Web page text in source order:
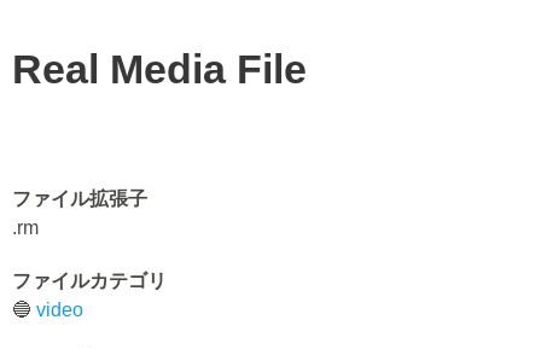
Real Media File
ファイル拡張子
.rm
ファイルカテゴリ
🔵 video